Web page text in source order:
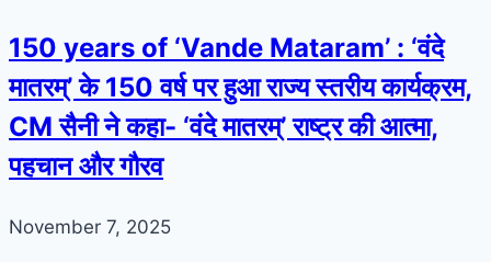
150 years of ‘Vande Mataram’ : ‘वंदे
मातरम्’ के 150 वर्ष पर हुआ राज्य स्तरीय कार्यक्रम,
CM सैनी ने कहा- ‘वंदे मातरम्’ राष्ट्र की आत्मा,
पहचान और गौरव
November 7, 2025